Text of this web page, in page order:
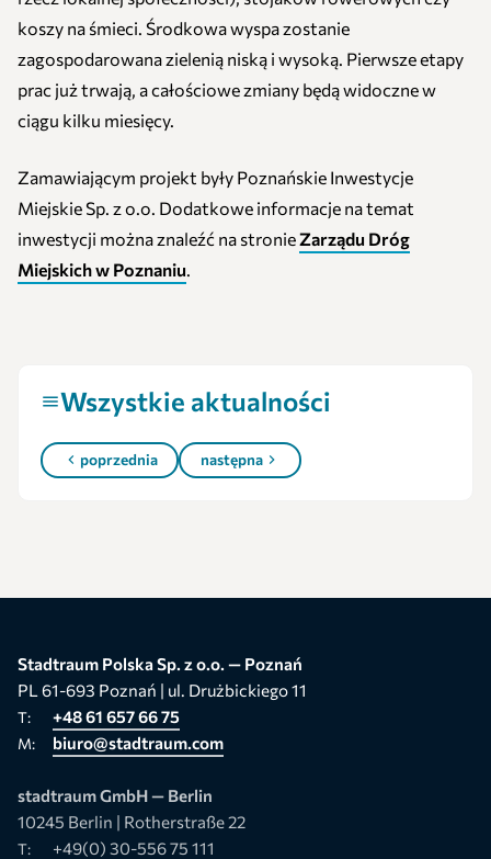
koszy na śmieci. Środkowa wyspa zostanie
zagospodarowana zielenią niską i wysoką. Pierwsze etapy
prac już trwają, a całościowe zmiany będą widoczne w
ciągu kilku miesięcy.
Zamawiającym projekt były Poznańskie Inwestycje
Miejskie Sp. z o.o. Dodatkowe informacje na temat
inwestycji można znaleźć na stronieZarządu Dróg
Miejskich w Poznaniu.
Wszystkie aktualności
poprzednia następna
Stadtraum Polska Sp. z o.o. — Poznań
PL 61-693 Poznań | ul. Drużbickiego 11
T: +48 61 657 66 75
M: biuro@stadtraum.com
stadtraum GmbH — Berlin
10245 Berlin | Rotherstraße 22
T: +49(0) 30-556 75 111